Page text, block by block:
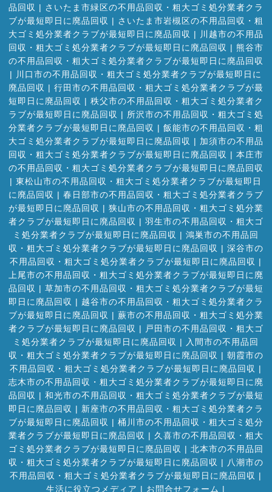
品回収 | さいたま市緑区の不用品回収・粗大ゴミ処分業者クラ
ブが最短即日に廃品回収 | さいたま市岩槻区の不用品回収・粗
大ゴミ処分業者クラブが最短即日に廃品回収 | 川越市の不用品
回収・粗大ゴミ処分業者クラブが最短即日に廃品回収 | 熊谷市
の不用品回収・粗大ゴミ処分業者クラブが最短即日に廃品回収
| 川口市の不用品回収・粗大ゴミ処分業者クラブが最短即日に
廃品回収 | 行田市の不用品回収・粗大ゴミ処分業者クラブが最
短即日に廃品回収 | 秩父市の不用品回収・粗大ゴミ処分業者ク
ラブが最短即日に廃品回収 | 所沢市の不用品回収・粗大ゴミ処
分業者クラブが最短即日に廃品回収 | 飯能市の不用品回収・粗
大ゴミ処分業者クラブが最短即日に廃品回収 | 加須市の不用品
回収・粗大ゴミ処分業者クラブが最短即日に廃品回収 | 本庄市
の不用品回収・粗大ゴミ処分業者クラブが最短即日に廃品回収
| 東松山市の不用品回収・粗大ゴミ処分業者クラブが最短即日
に廃品回収 | 春日部市の不用品回収・粗大ゴミ処分業者クラブ
が最短即日に廃品回収 | 狭山市の不用品回収・粗大ゴミ処分業
者クラブが最短即日に廃品回収 | 羽生市の不用品回収・粗大ゴ
ミ処分業者クラブが最短即日に廃品回収 | 鴻巣市の不用品回
収・粗大ゴミ処分業者クラブが最短即日に廃品回収 | 深谷市の
不用品回収・粗大ゴミ処分業者クラブが最短即日に廃品回収 |
上尾市の不用品回収・粗大ゴミ処分業者クラブが最短即日に廃
品回収 | 草加市の不用品回収・粗大ゴミ処分業者クラブが最短
即日に廃品回収 | 越谷市の不用品回収・粗大ゴミ処分業者クラ
ブが最短即日に廃品回収 | 蕨市の不用品回収・粗大ゴミ処分業
者クラブが最短即日に廃品回収 | 戸田市の不用品回収・粗大ゴ
ミ処分業者クラブが最短即日に廃品回収 | 入間市の不用品回
収・粗大ゴミ処分業者クラブが最短即日に廃品回収 | 朝霞市の
不用品回収・粗大ゴミ処分業者クラブが最短即日に廃品回収 |
志木市の不用品回収・粗大ゴミ処分業者クラブが最短即日に廃
品回収 | 和光市の不用品回収・粗大ゴミ処分業者クラブが最短
即日に廃品回収 | 新座市の不用品回収・粗大ゴミ処分業者クラ
ブが最短即日に廃品回収 | 桶川市の不用品回収・粗大ゴミ処分
業者クラブが最短即日に廃品回収 | 久喜市の不用品回収・粗大
ゴミ処分業者クラブが最短即日に廃品回収 | 北本市の不用品回
収・粗大ゴミ処分業者クラブが最短即日に廃品回収 | 八潮市の
不用品回収・粗大ゴミ処分業者クラブが最短即日に廃品回収 |
生活に役立つメディア | お問合せフォーム |